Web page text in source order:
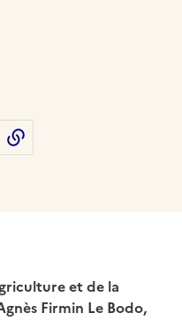
LinkedInpar email
et de la
Firmin Le Bodo,